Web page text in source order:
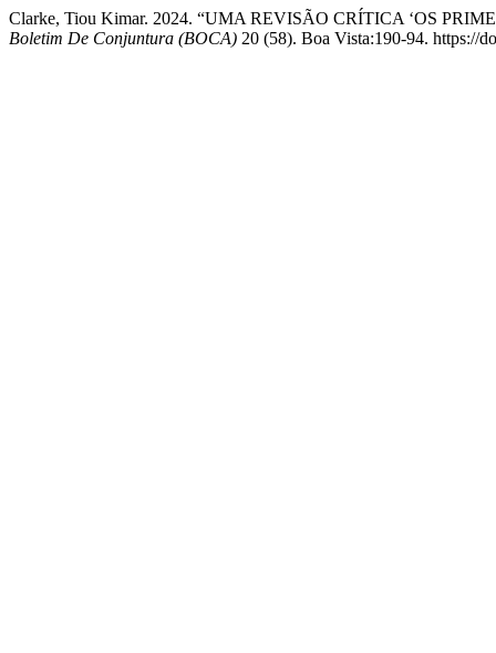
Clarke, Tiou Kimar. 2024. “UMA REVISÃO CRÍTICA ‘OS
Boletim De Conjuntura (BOCA) 20 (58). Boa Vista:190-94. https://